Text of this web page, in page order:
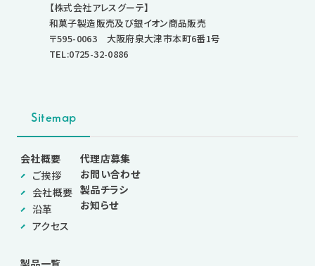
【株式会社アレスグーテ】
和菓子製造販売及び銀イオン商品販売
〒595-0063 大阪府泉大津市本町6番1号
TEL:0725-32-0886
Sitemap
会社概要
ご挨拶
会社概要
沿革
アクセス
代理店募集
お問い合わせ
製品チラシ
お知らせ
製品一覧